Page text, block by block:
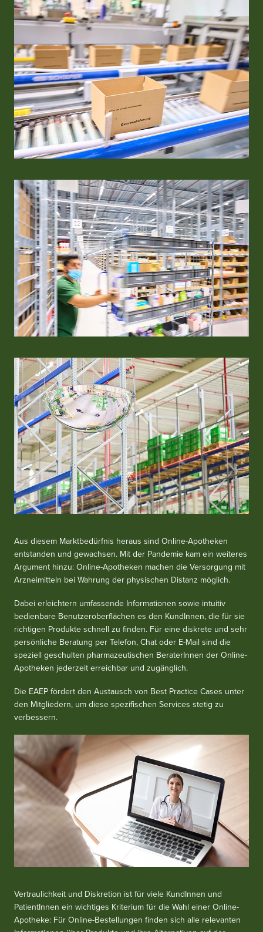
Aus diesem Marktbedürfnis heraus sind Online-Apotheken
entstanden und gewachsen. Mit der Pandemie kam ein weiteres
Argument hinzu: Online-Apotheken machen die Versorgung mit
Arzneimitteln bei Wahrung der physischen Distanz möglich.
Dabei erleichtern umfassende Informationen sowie intuitiv
bedienbare Benutzeroberflächen es den KundInnen, die für sie
richtigen Produkte schnell zu finden. Für eine diskrete und sehr
persönliche Beratung per Telefon, Chat oder E-Mail sind die
speziell geschulten pharmazeutischen BeraterInnen der Online-
Apotheken jederzeit erreichbar und zugänglich.
Die EAEP fördert den Austausch von Best Practice Cases unter
den Mitgliedern, um diese spezifischen Services stetig zu
verbessern.
Vertraulichkeit und Diskretion ist für viele KundInnen und
PatientInnen ein wichtiges Kriterium für die Wahl einer Online-
Apotheke: Für Online-Bestellungen finden sich alle relevanten